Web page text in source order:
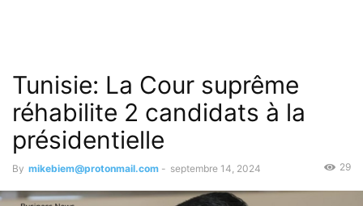
Tunisie: La Cour suprême
réhabilite 2 candidats à la
présidentielle
By mikebiem@protonmail.com - septembre 14, 2024 29